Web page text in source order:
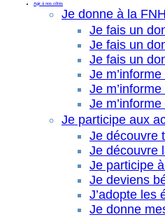
Agir à nos côtés
Je donne à la FNH
Je fais un
Je fais un
Je fais un
Je
Je
Je
Je participe aux
Je découvre
Je découvre
Je participe
Je deviens
J’adopte les
Je donne